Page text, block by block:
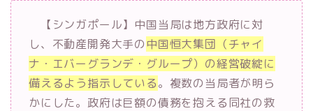
【シンガポール】中国当局は地方政府に対
し、不動産開発大手の 中国恒大集団（チャイ
ナ・エバーグランデ・グループ）の経営破綻に
備えるよう指示している。複数の当局者が明ら
かにした。政府は巨額の債務を抱える同社の救